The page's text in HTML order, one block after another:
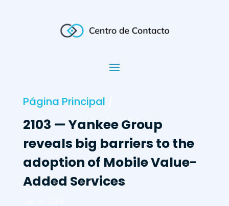
Página Principal
2103 — Yankee Group
reveals big barriers to the
adoption of Mobile Value-
Added Services